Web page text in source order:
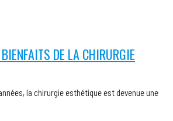
DE LA CHIRURGIE
la chirurgie esthétique est devenue une